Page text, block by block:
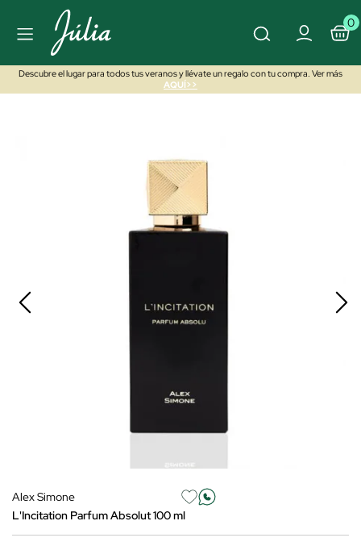
0
Descubre el lugar para todos tus veranos y llévate un regalo con tu compra. Ver más
AQUÍ>>
Alex Simone
L'Incitation Parfum Absolut 100 ml